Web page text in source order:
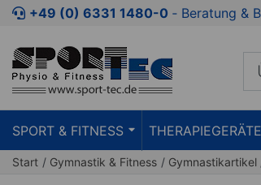
Zum Kaufbereich springen Zur
+49 (0) 6331 1480-0 ‐ Beratung &
SPORT & FITNESS THERAPIEGERÄTE
Start Gymnastik & Fitness Gymnastikartikel